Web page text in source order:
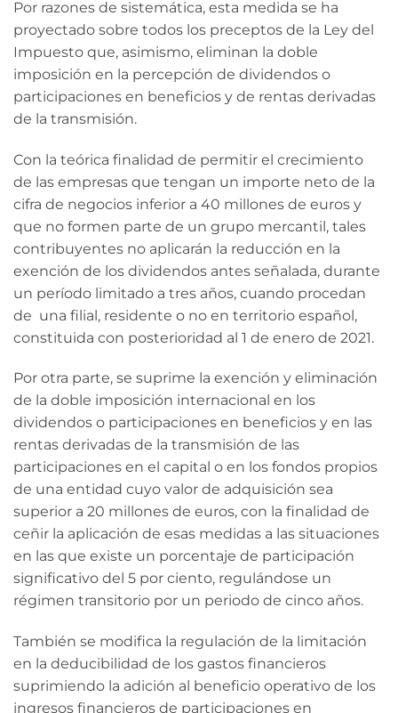
Por razones de sistemática, esta medida se ha
proyectado sobre todos los preceptos de la Ley del
Impuesto que, asimismo, eliminan la doble
imposición en la percepción de dividendos o
participaciones en beneficios y de rentas derivadas
de la transmisión.
Con la teórica finalidad de permitir el crecimiento
de las empresas que tengan un importe neto de la
cifra de negocios inferior a 40 millones de euros y
que no formen parte de un grupo mercantil, tales
contribuyentes no aplicarán la reducción en la
exención de los dividendos antes señalada, durante
un período limitado a tres años, cuando procedan
de una filial, residente o no en territorio español,
constituida con posterioridad al 1 de enero de 2021.
Por otra parte, se suprime la exención y eliminación
de la doble imposición internacional en los
dividendos o participaciones en beneficios y en las
rentas derivadas de la transmisión de las
participaciones en el capital o en los fondos propios
de una entidad cuyo valor de adquisición sea
superior a 20 millones de euros, con la finalidad de
ceñir la aplicación de esas medidas a las situaciones
en las que existe un porcentaje de participación
significativo del 5 por ciento, regulándose un
régimen transitorio por un periodo de cinco años.
También se modifica la regulación de la limitación
en la deducibilidad de los gastos financieros
suprimiendo la adición al beneficio operativo de los
ingresos financieros de participaciones en